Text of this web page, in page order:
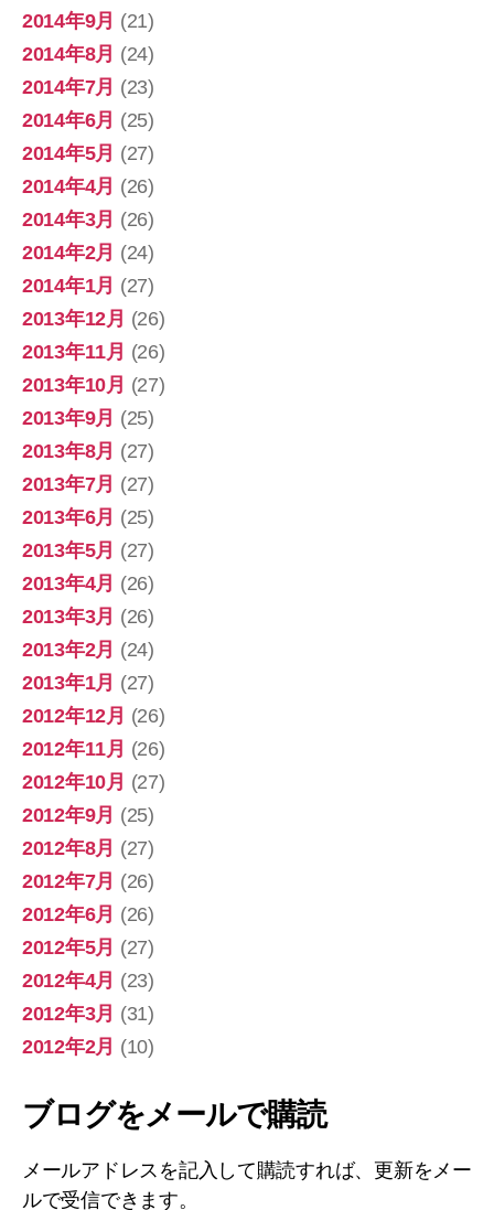
2014年9月 (21)
2014年8月 (24)
2014年7月 (23)
2014年6月 (25)
2014年5月 (27)
2014年4月 (26)
2014年3月 (26)
2014年2月 (24)
2014年1月 (27)
2013年12月 (26)
2013年11月 (26)
2013年10月 (27)
2013年9月 (25)
2013年8月 (27)
2013年7月 (27)
2013年6月 (25)
2013年5月 (27)
2013年4月 (26)
2013年3月 (26)
2013年2月 (24)
2013年1月 (27)
2012年12月 (26)
2012年11月 (26)
2012年10月 (27)
2012年9月 (25)
2012年8月 (27)
2012年7月 (26)
2012年6月 (26)
2012年5月 (27)
2012年4月 (23)
2012年3月 (31)
2012年2月 (10)
ブログをメールで購読
メールアドレスを記入して購読すれば、更新をメー
ルで受信できます。